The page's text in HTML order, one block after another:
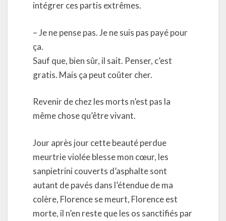
intégrer ces partis extrêmes.
– Je ne pense pas. Je ne suis pas payé pour
ça.
Sauf que, bien sûr, il sait. Penser, c’est
gratis. Mais ça peut coûter cher.
Revenir de chez les morts n’est pas la
même chose qu’être vivant.
Jour après jour cette beauté perdue
meurtrie violée blesse mon cœur, les
sanpietrini couverts d’asphalte sont
autant de pavés dans l’étendue de ma
colère, Florence se meurt, Florence est
morte, il n’en reste que les os sanctifiés par